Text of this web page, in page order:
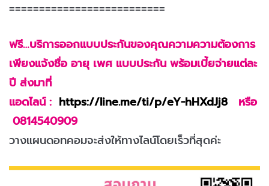
==========================
ฟรี…บริการออกแบบประกันของคุณความความต้องการ
เพียงแจ้งชื่อ อายุ เพศ แบบประกัน พร้อมเบี้ยจ่ายแต่ละ
ปี ส่งมาที่
แอดไลน์ : https://line.me/ti/p/eY-hHXdJj8 หรือ
0814540909
วางแผนดอทคอมจะส่งให้ทางไลน์โดยเร็วที่สุดค่ะ